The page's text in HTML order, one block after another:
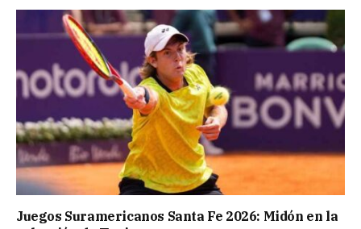
Juegos Suramericanos Santa Fe 2026: Midón en la